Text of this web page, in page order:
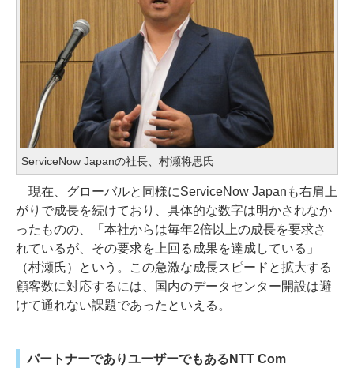
ServiceNow Japanの社長、村瀬将思氏
現在、グローバルと同様にServiceNow Japanも右肩上
がりで成長を続けており、具体的な数字は明かされなか
ったものの、「本社からは毎年2倍以上の成長を要求さ
れているが、その要求を上回る成果を達成している」
（村瀬氏）という。この急激な成長スピードと拡大する
顧客数に対応するには、国内のデータセンター開設は避
けて通れない課題であったといえる。
パートナーでありユーザーでもあるNTT Com